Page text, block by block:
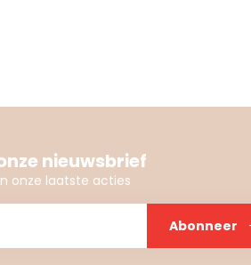
nieuwsbrief
onze laatste acties
Abonneer